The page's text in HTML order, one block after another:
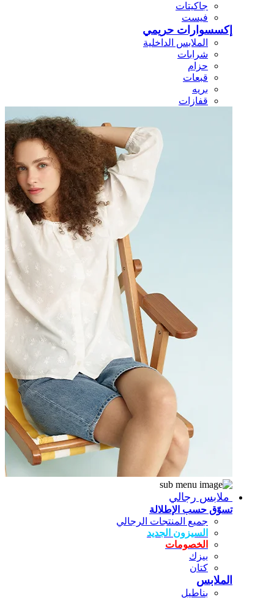
جاكيتات
فيست
إكسسوارات حريمي
الملابس الداخلية
شرابات
حزام
قبعات
بريه
قفازات
ملابس رجالي
تسوّق حسب الإطلالة
جميع المنتجات الرجالي
السيزون الجديد
الخصومات
بيزك
كتان
الملابس
بناطيل